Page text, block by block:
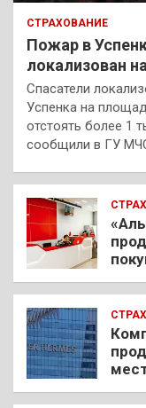
СТРАХОВАНИЕ
Пожар в
локализован
Спасатели
Успенка на
отстоять более 1
сообщили в ГУ